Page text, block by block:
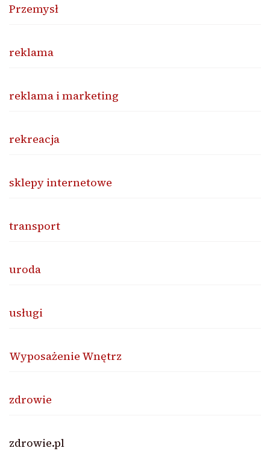
Przemysł
reklama
reklama i marketing
rekreacja
sklepy internetowe
transport
uroda
usługi
Wyposażenie Wnętrz
zdrowie
zdrowie.pl